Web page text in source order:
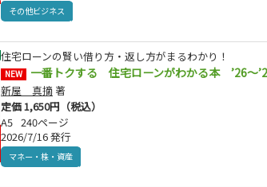
その他ビジネス
住宅ローンの賢い借り方・返し方がまるわかり！
NEW 一番トクする 住宅ローンがわかる本 ’26～
新屋 真摘 著
定価 1,650円（税込）
A5 240ページ
2026/7/16 発行
マネー・株・資産